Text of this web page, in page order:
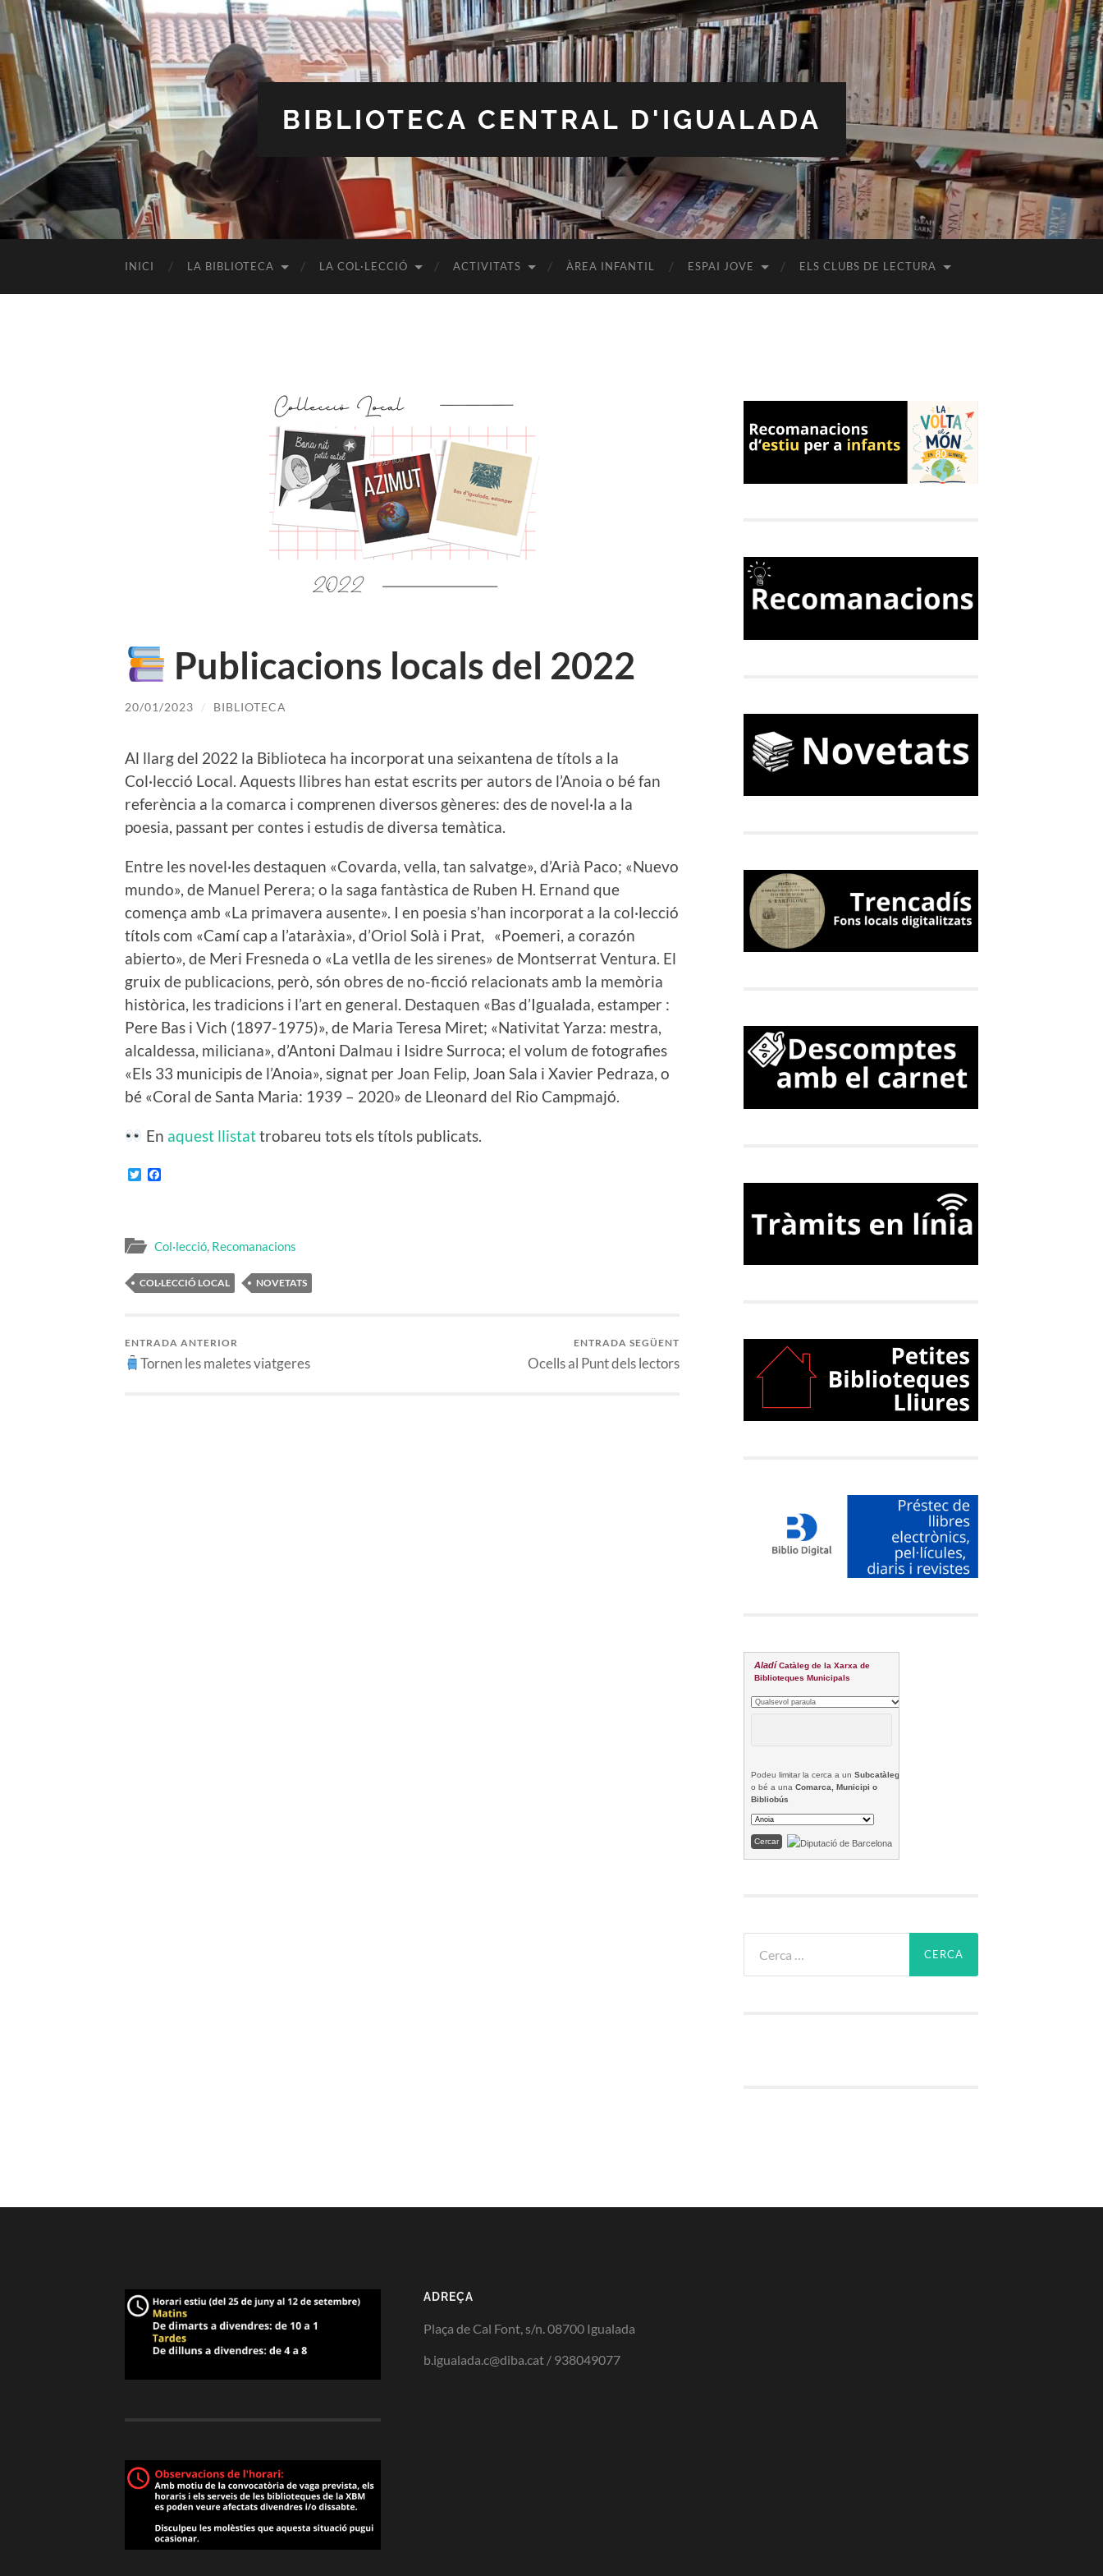
BIBLIOTECA CENTRAL D'IGUALADA
INICI LA BIBLIOTECA LA COL·LECCIÓ ACTIVITATS ÀREA INFANTIL ESPAI JOVE ELS CLUBS DE LECTURA
Publicacions locals del 2022
20/01/2023 / BIBLIOTECA
Al llarg del 2022 la Biblioteca ha incorporat una seixantena de títols a la
Col·lecció Local. Aquests llibres han estat escrits per autors de l’Anoia o bé fan
referència a la comarca i comprenen diversos gèneres: des de novel·la a la
poesia, passant per contes i estudis de diversa temàtica.
Entre les novel·les destaquen «Covarda, vella, tan salvatge», d’Arià Paco; «Nuevo
mundo», de Manuel Perera; o la saga fantàstica de Ruben H. Ernand que
comença amb «La primavera ausente». I en poesia s’han incorporat a la col·lecció
títols com «Camí cap a l’ataràxia», d’Oriol Solà i Prat, «Poemeri, a corazón
abierto», de Meri Fresneda o «La vetlla de les sirenes» de Montserrat Ventura. El
gruix de publicacions, però, són obres de no-ficció relacionats amb la memòria
històrica, les tradicions i l’art en general. Destaquen «Bas d’Igualada, estamper :
Pere Bas i Vich (1897-1975)», de Maria Teresa Miret; «Nativitat Yarza: mestra,
alcaldessa, miliciana», d’Antoni Dalmau i Isidre Surroca; el volum de fotografies
«Els 33 municipis de l’Anoia», signat per Joan Felip, Joan Sala i Xavier Pedraza, o
bé «Coral de Santa Maria: 1939 – 2020» de Lleonard del Rio Campmajó.
En aquest llistattrobareu tots els títols publicats.
Twitter
Col·lecció, Recomanacions
COL·LECCIÓ LOCAL NOVETATS
ENTRADA ANTERIOR
Tornen les maletes viatgeres
ENTRADA SEGÜENT
Ocells al Punt dels lectors
Aladí Catàleg de la Xarxa de
Biblioteques Municipals
Podeu limitar la cerca a un Subcatàleg
o bé a una Comarca, Municipi o
Bibliobús
ADREÇA
Plaça de Cal Font, s/n. 08700 Igualada
b.igualada.c@diba.cat / 938049077